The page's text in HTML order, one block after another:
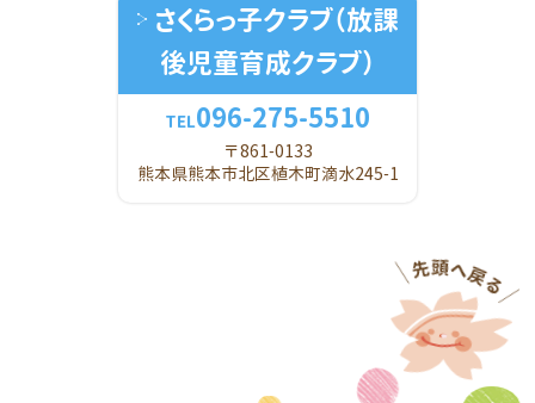
さくらっ子クラブ（放課
後児童育成クラブ）
TEL096-275-5510
〒861-0133
熊本県熊本市北区植木町滴水245-1